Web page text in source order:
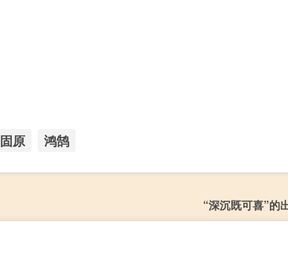
固原 鸿鹄
“深沉既可喜”的